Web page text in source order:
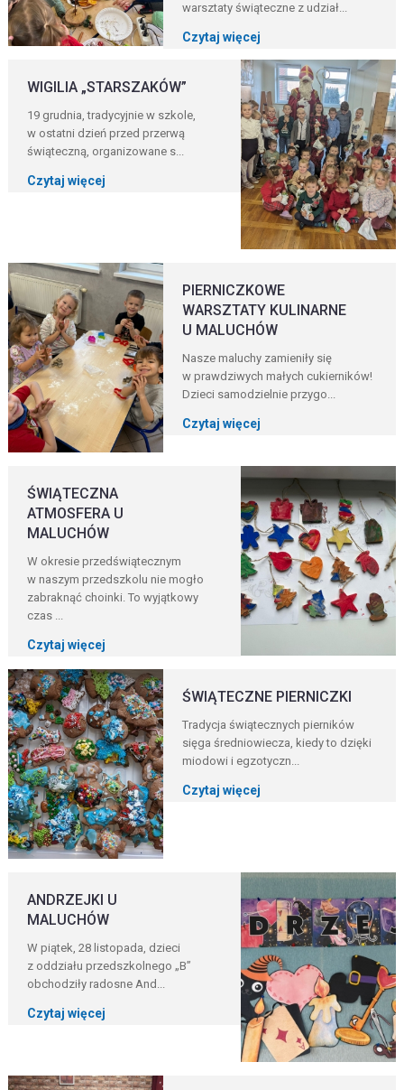
warsztaty świąteczne z udział...
Czytaj więcej
WIGILIA „STARSZAKÓW”
19 grudnia, tradycyjnie w szkole,
w ostatni dzień przed przerwą
świąteczną, organizowane s...
Czytaj więcej
PIERNICZKOWE
WARSZTATY KULINARNE
U MALUCHÓW
Nasze maluchy zamieniły się
w prawdziwych małych cukierników!
Dzieci samodzielnie przygo...
Czytaj więcej
ŚWIĄTECZNA
ATMOSFERA U
MALUCHÓW
W okresie przedświątecznym
w naszym przedszkolu nie mogło
zabraknąć choinki. To wyjątkowy
czas ...
Czytaj więcej
ŚWIĄTECZNE PIERNICZKI
Tradycja świątecznych pierników
sięga średniowiecza, kiedy to dzięki
miodowi i egzotyczn...
Czytaj więcej
ANDRZEJKI U
MALUCHÓW
W piątek, 28 listopada, dzieci
z oddziału przedszkolnego „B”
obchodziły radosne And...
Czytaj więcej